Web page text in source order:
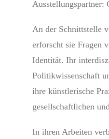
Ausstellungspartner:
An der Schnittstelle
erforscht sie Fragen
Identität. Ihr
Politikwissenschaft
ihre künstlerische
gesellschaftlichen
In ihren Arbeiten